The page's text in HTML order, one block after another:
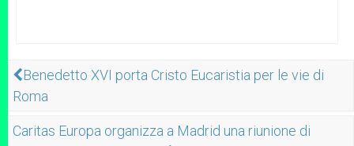
Benedetto XVI porta Cristo Eucaristia per le vie di
Roma
Caritas Europa organizza a Madrid una riunione di